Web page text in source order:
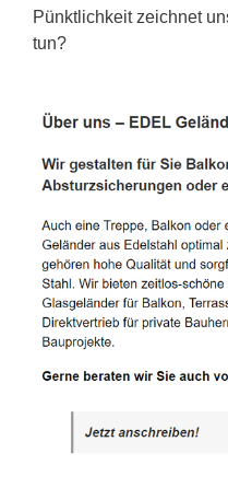
Pünktlichkeit zeichnet
tun?